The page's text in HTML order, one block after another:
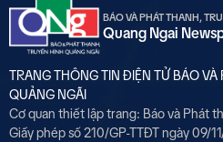
BÁO VÀ PHÁT THANH,
Quang Ngai
TRANG THÔNG TIN ĐIỆN TỬ BÁO VÀ
QUẢNG NGÃI
Cơ quan thiết lập trang: Báo và Phát
Giấy phép số 210/GP-TTĐT ngày 09/